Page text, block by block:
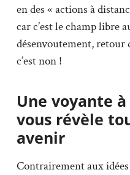
en des « actions à
car c’est le champ libre
désenvoutement, retour
c’est non !
Une voyante
vous révèle
avenir
Contrairement aux